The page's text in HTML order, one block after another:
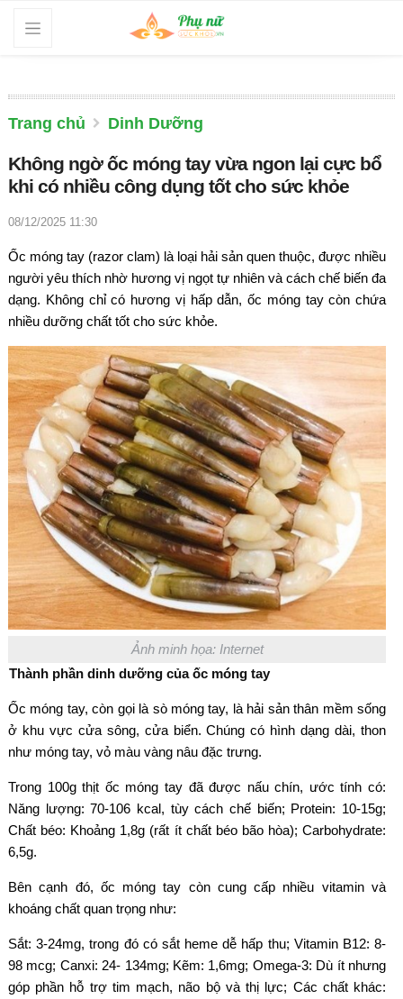
Trang chủ Dinh Dưỡng
Không ngờ ốc móng tay vừa ngon lại cực bổ
khi có nhiều công dụng tốt cho sức khỏe
08/12/2025 11:30
Ốc móng tay (razor clam) là loại hải sản quen thuộc, được nhiều
người yêu thích nhờ hương vị ngọt tự nhiên và cách chế biến đa
dạng. Không chỉ có hương vị hấp dẫn, ốc móng tay còn chứa
nhiều dưỡng chất tốt cho sức khỏe.
Ảnh minh họa: Internet
Thành phần dinh dưỡng của ốc móng tay
Ốc móng tay, còn gọi là sò móng tay, là hải sản thân mềm sống
ở khu vực cửa sông, cửa biển. Chúng có hình dạng dài, thon
như móng tay, vỏ màu vàng nâu đặc trưng.
Trong 100g thịt ốc móng tay đãđược nấu chín, ước tính có:
Năng lượng: 70-106 kcal, tùy cách chế biến; Protein: 10-15g;
Chất béo: Khoảng 1,8g (rất ít chất béo bão hòa); Carbohydrate:
6,5g.
Bên cạnh đó, ốc móng tay còn cung cấp nhiều vitamin và
khoáng chất quan trọng như:
Sắt: 3-24mg, trong đó có sắt heme dễ hấp thu; Vitamin B12: 8-
98 mcg; Canxi: 24- 134mg; Kẽm: 1,6mg; Omega-3: Dù ít nhưng
góp phần hỗ trợ tim mạch, não bộ và thị lực; Các chất khác: